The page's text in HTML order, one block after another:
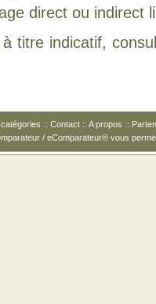
direct ou indirect
titre indicatif,
:: Contact :: A propos ::
/ eComparateur® vous